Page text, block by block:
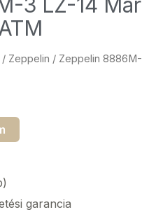
/ Zeppelin / Zeppelin
garancia